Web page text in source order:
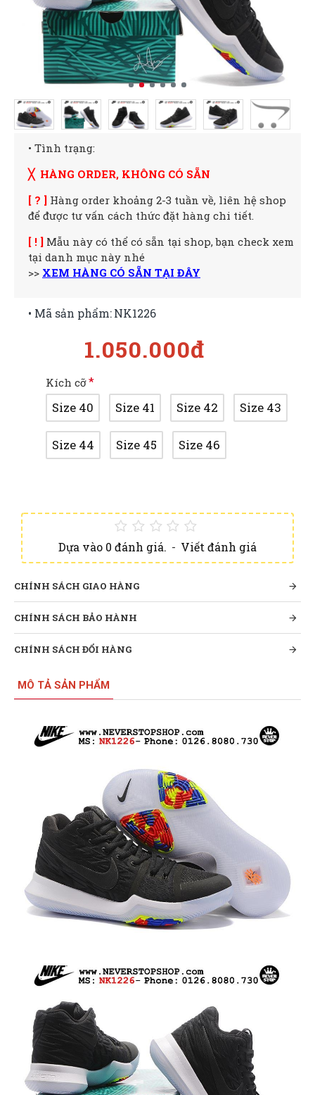
• Tình trạng:
╳ HÀNG ORDER, KHÔNG CÓ SẴN
[ ? ] Hàng order khoảng 2-3 tuần về, liên hệ shop
để được tư vấn cách thức đặt hàng chi tiết.
[ ! ] Mẫu này có thể có sẵn tại shop, bạn check xem
tại danh mục này nhé
>> XEM HÀNG CÓ SẴN TẠI ĐÂY
Dựa vào 0 đánh giá. - Viết đánh giá
1.050.000đ
• Mã sản phẩm:NK1226
Kích cỡ
Size 40 Size 41 Size 42 Size 43
Size 44 Size 45 Size 46
CHÍNH SÁCH GIAO HÀNG
CHÍNH SÁCH BẢO HÀNH
CHÍNH SÁCH ĐỔI HÀNG
MÔ TẢ SẢN PHẨM